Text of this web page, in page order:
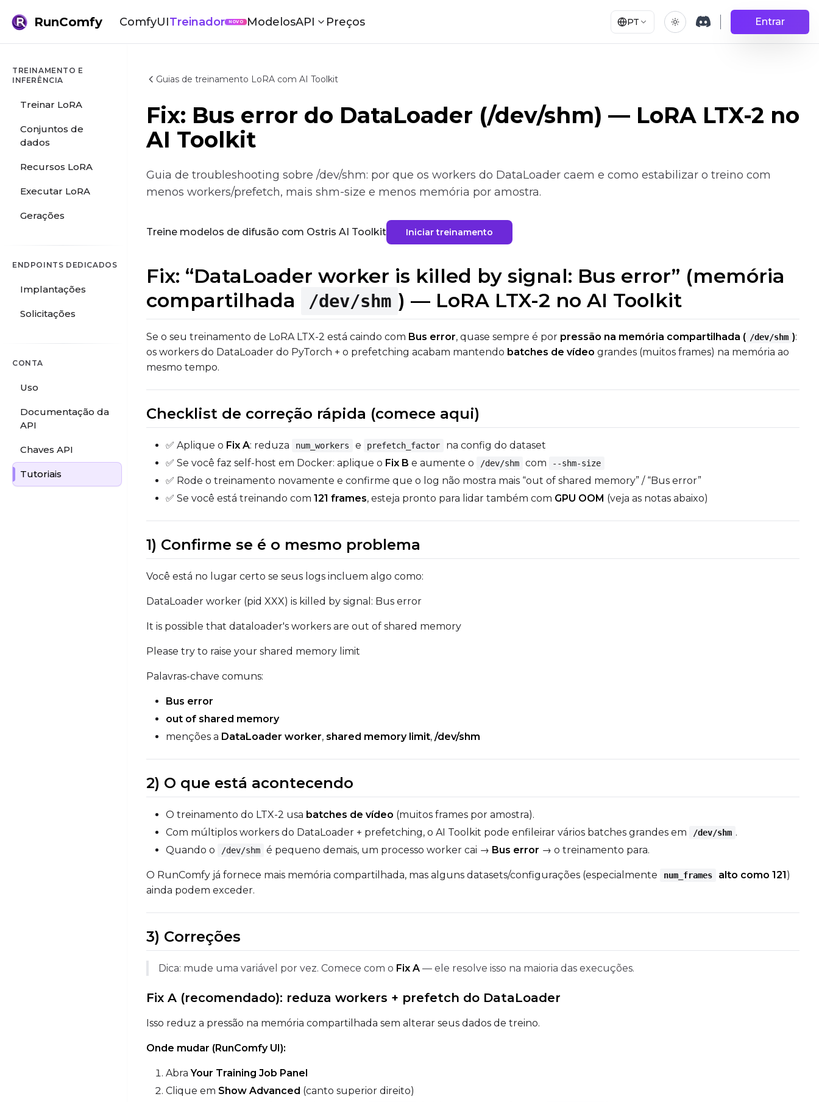
RunComfy ComfyUITreinador NOVO ModelosAPI Preços PT Entrar
TREINAMENTO E
INFERÊNCIA
Treinar LoRA
Conjuntos de
dados
Recursos LoRA
Executar LoRA
Gerações
ENDPOINTS DEDICADOS
Implantações
Solicitações
CONTA
Uso
Documentação da
API
Chaves API
Tutoriais
Guias de treinamento LoRA com AI Toolkit
Fix: Bus error do DataLoader (/dev/shm) — LoRA LTX-2 no
AI Toolkit
Guia de troubleshooting sobre /dev/shm: por que os workers do DataLoader caem e como estabilizar o treino com
menos workers/prefetch, mais shm-size e menos memória por amostra.
Treine modelos de difusão com Ostris AI Toolkit Iniciar treinamento
Fix: “DataLoader worker is killed by signal: Bus error” (memória
compartilhada
/dev/shm ) — LoRA LTX-2 no AI Toolkit
Se o seu treinamento de LoRA LTX-2 está caindo com Bus error, quase sempre é por pressão na memória compartilhada ( /dev/shm ):
os workers do DataLoader do PyTorch + o prefetching acabam mantendo batches de vídeo grandes (muitos frames) na memória ao
mesmo tempo.
Checklist de correção rápida (comece aqui)
✅ Aplique o Fix A: reduza num_workers e prefetch_factor
na config do dataset
✅ Se você faz self-host em Docker: aplique o Fix B e aumente o /dev/shm com --shm-size
✅ Rode o treinamento novamente e confirme que o log não mostra mais “out of shared memory” / “Bus error”
✅ Se você está treinando com 121 frames, esteja pronto para lidar também com GPU OOM (veja as notas abaixo)
1) Confirme se é o mesmo problema
Você está no lugar certo se seus logs incluem algo como:
DataLoader worker (pid XXX) is killed by signal: Bus error
It is possible that dataloader's workers are out of shared memory
Please try to raise your shared memory limit
Palavras-chave comuns:
Bus error
out of shared memory
menções a DataLoader worker, shared memory limit, /dev/shm
2) O que está acontecendo
O treinamento do LTX-2 usa batches de vídeo (muitos frames por amostra).
Com múltiplos workers do DataLoader + prefetching, o AI Toolkit pode enfileirar vários batches grandes em
/dev/shm .
Quando o
/dev/shm é pequeno demais, um processo worker cai → Bus error → o treinamento para.
O RunComfy já fornece mais memória compartilhada, mas alguns datasets/configurações (especialmente num_frames alto como 121 )
ainda podem exceder.
3) Correções
Dica: mude uma variável por vez. Comece com o Fix A — ele resolve isso na maioria das execuções.
Fix A (recomendado): reduza workers + prefetch do DataLoader
Isso reduz a pressão na memória compartilhada sem alterar seus dados de treino.
Onde mudar (RunComfy UI):
AbraYour Training Job Panel
Clique em Show Advanced (canto superior direito)